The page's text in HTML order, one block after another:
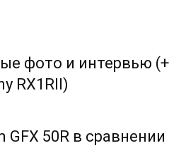
фото и интервью (+
RX1RII)
50R в сравнении